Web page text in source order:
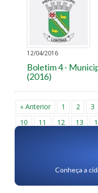
12/04/2016
Boletim 4 -
(2016)
« Anterior 1 2 3
10
11 12 13
Conheça a